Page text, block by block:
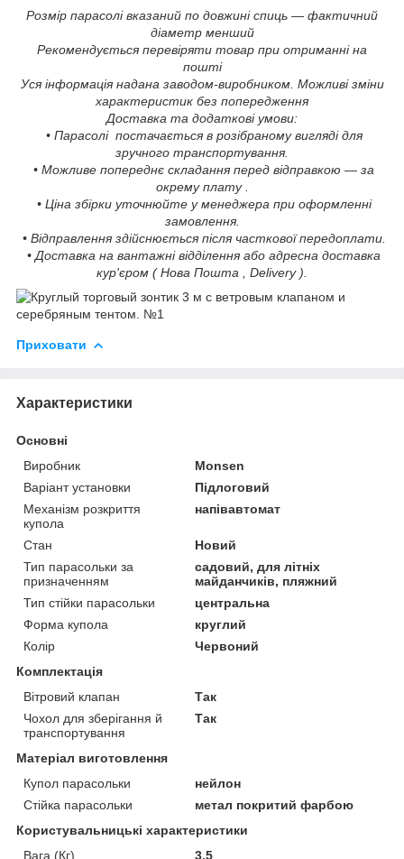
Розмір парасолі вказаний по довжині спиць — фактичний
діаметр менший
Рекомендується перевіряти товар при отриманні на
пошті
Уся інформація надана заводом-виробником. Можливі зміни
характеристик без попередження
Доставка та додаткові умови:
• Парасолі постачається в розібраному вигляді для
зручного транспортування.
• Можливе попереднє складання перед відправкою — за
окрему плату .
• Ціна збірки уточнюйте у менеджера при оформленні
замовлення.
• Відправлення здійснюється після часткової передоплати.
• Доставка на вантажні відділення або адресна доставка
кур'єром ( Нова Пошта , Delivery ).
Приховати
Характеристики
Основні
Виробник
Monsen
Варіант установки
Підлоговий
Механізм розкриття
купола
напівавтомат
Стан
Новий
Тип парасольки за
призначенням
садовий, для літніх
майданчиків, пляжний
Тип стійки парасольки
центральна
Форма купола
круглий
Колір
Червоний
Комплектація
Вітровий клапан
Так
Чохол для зберігання й
транспортування
Так
Матеріал виготовлення
Купол парасольки
нейлон
Стійка парасольки
метал покритий фарбою
Користувальницькі характеристики
Вага (Кг)
3.5